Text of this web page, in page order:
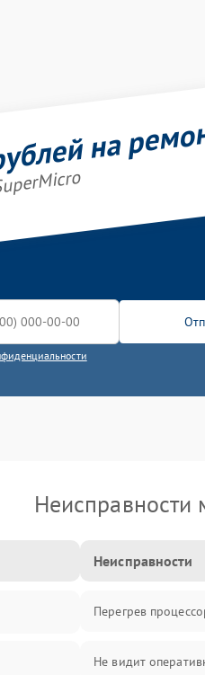
на
Неисправности
Неисправности
Перегрев
Не видит